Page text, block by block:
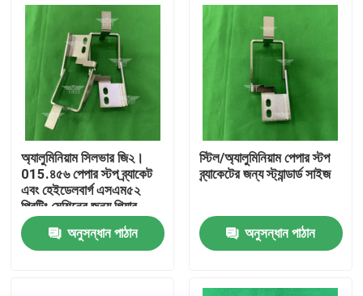
পণ্য
আমাদের সম্পর্কে
কারখানা পরিদর্শন
গুণমান নিয়ন্ত্রণ
আমাদের সাথে যোগাযোগ করুন
অ্যালুমিনিয়াম সিলভার জি২।
015.৪৫৬ পেপার স্টপ ব্র্যাকেট
এবং হেইডেলবার্গ এসএম৫২
প্রিন্টিং মেশিনের জন্য গিয়ার
অনুসন্ধান পাঠান
স্টিল/অ্যালুমিনিয়াম পেপার স্টপ
ব্র্যাকেটের জন্য স্ট্যান্ডার্ড সাইজ
অনুসন্ধান পাঠান